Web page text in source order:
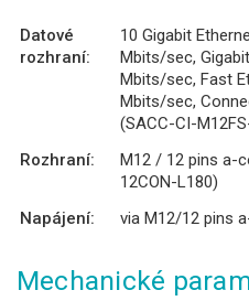
Datové
rozhraní:
10 Gigabit
Mbits/sec,
Mbits/sec, Fast
Mbits/sec,
(SACC-CI-
Rozhraní:
M12 / 12 pins a-
12CON-L180)
Napájení:
via M12/12 pins
Mechanické